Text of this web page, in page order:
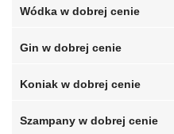
Wódka w dobrej cenie
Gin w dobrej cenie
Koniak w dobrej cenie
Szampany w dobrej cenie